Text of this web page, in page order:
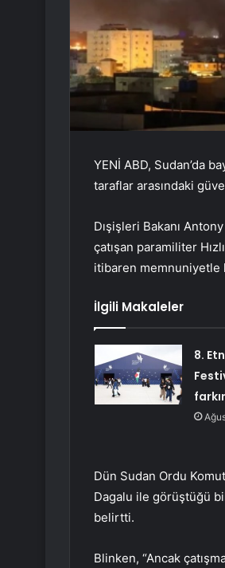
YENİ ABD, Sudan’da
taraflar arasındaki
Dışişleri Bakanı
çatışan paramiliter
itibaren memnuniyetle
İlgili Makaleler
8.
Dün Sudan Ordu
Dagalu ile görüştüğü
belirtti.
Blinken, “Ancak